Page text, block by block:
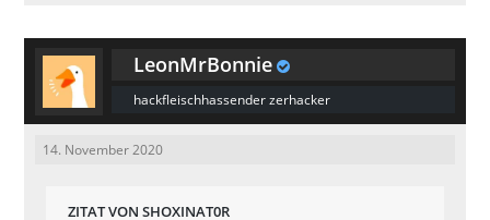
LeonMrBonnie
hackfleischhassender zerhacker
14. November 2020
ZITAT VON SHOXINAT0R